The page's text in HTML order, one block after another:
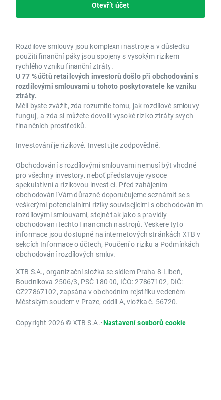
Otevřít účet
Rozdílové smlouvy jsou komplexní nástroje a v důsledku
použití finanční páky jsou spojeny s vysokým rizikem
rychlého vzniku finanční ztráty.
U 77 % účtů retailových investorů došlo při obchodování s
rozdílovými smlouvami u tohoto poskytovatele ke vzniku
ztráty.
Měli byste zvážit, zda rozumíte tomu, jak rozdílové smlouvy
fungují, a zda si můžete dovolit vysoké riziko ztráty svých
finančních prostředků.
Investování je rizikové. Investujte zodpovědně.
Obchodování s rozdílovými smlouvami nemusí být vhodné
pro všechny investory, neboť představuje vysoce
spekulativní a rizikovou investici. Před zahájením
obchodování Vám důrazně doporučujeme seznámit se s
veškerými potenciálními riziky souvisejícími s obchodováním
rozdílovými smlouvami, stejně tak jako s pravidly
obchodování těchto finančních nástrojů. Veškeré tyto
informace jsou dostupné na internetových stránkách XTB v
sekcích Informace o účtech, Poučení o riziku a Podmínkách
obchodování rozdílových smluv.
XTB S.A., organizační složka se sídlem Praha 8-Libeň,
Boudníkova 2506/3, PSČ 180 00, IČO: 27867102, DIČ:
CZ27867102, zapsána v obchodním rejstříku vedeném
Městským soudem v Praze, oddíl A, vložka č. 56720.
Copyright 2026 © XTB S.A.•Nastavení souborů cookie